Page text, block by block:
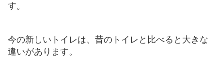
す。
今の新しいトイレは、昔のトイレと比べると大きな
違いがあります。